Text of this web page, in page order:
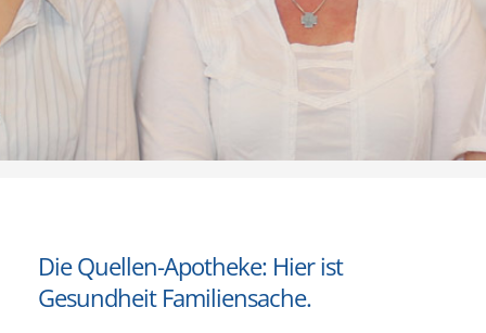
Die Quellen-Apotheke: Hier ist
Gesundheit Familiensache.